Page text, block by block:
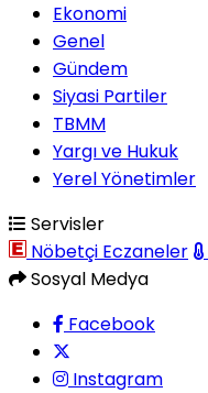
Ekonomi
Genel
Gündem
Siyasi Partiler
TBMM
Yargı ve Hukuk
Yerel Yönetimler
Servisler
Nöbetçi Eczaneler
Sosyal Medya
Facebook
Instagram